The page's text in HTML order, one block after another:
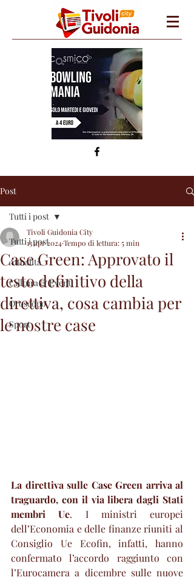
Post
Tutti i post
Attualità
Cultura & Eventi
Oroscopo
Sport
Tutti i post
Case Green: Approvato il
testo definitivo della
direttiva, cosa cambia per
le nostre case
Tivoli Guidonia City
13 apr 2024Tempo di lettura: 5 min
La direttiva sulle Case Green arriva al
traguardo, con il via libera dagli Stati
membri Ue. I ministri europei
dell’Economia e delle finanze riuniti al
Consiglio Ue Ecofin, infatti, hanno
confermato l’accordo raggiunto con
l’Eurocamera a dicembre sulle nuove